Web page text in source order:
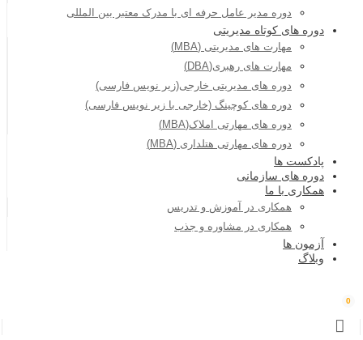
دوره مدیر عامل حرفه ای با مدرک معتبر بین المللی
دوره های کوتاه مدیریتی
مهارت های مدیریتی (MBA)
مهارت های رهبری(DBA)
دوره های مدیریتی خارجی(زیر نویس فارسی)
دوره های کوچینگ (خارجی با زیر نویس فارسی)
دوره های مهارتی املاک(MBA)
دوره های مهارتی هتلداری (MBA)
پادکست ها
دوره های سازمانی
همکاری با ما
همکاری در آموزش و تدریس
همکاری در مشاوره و جذب
آزمون ها
وبلاگ
0